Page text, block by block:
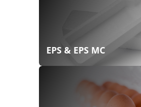
EPS & EPS MC